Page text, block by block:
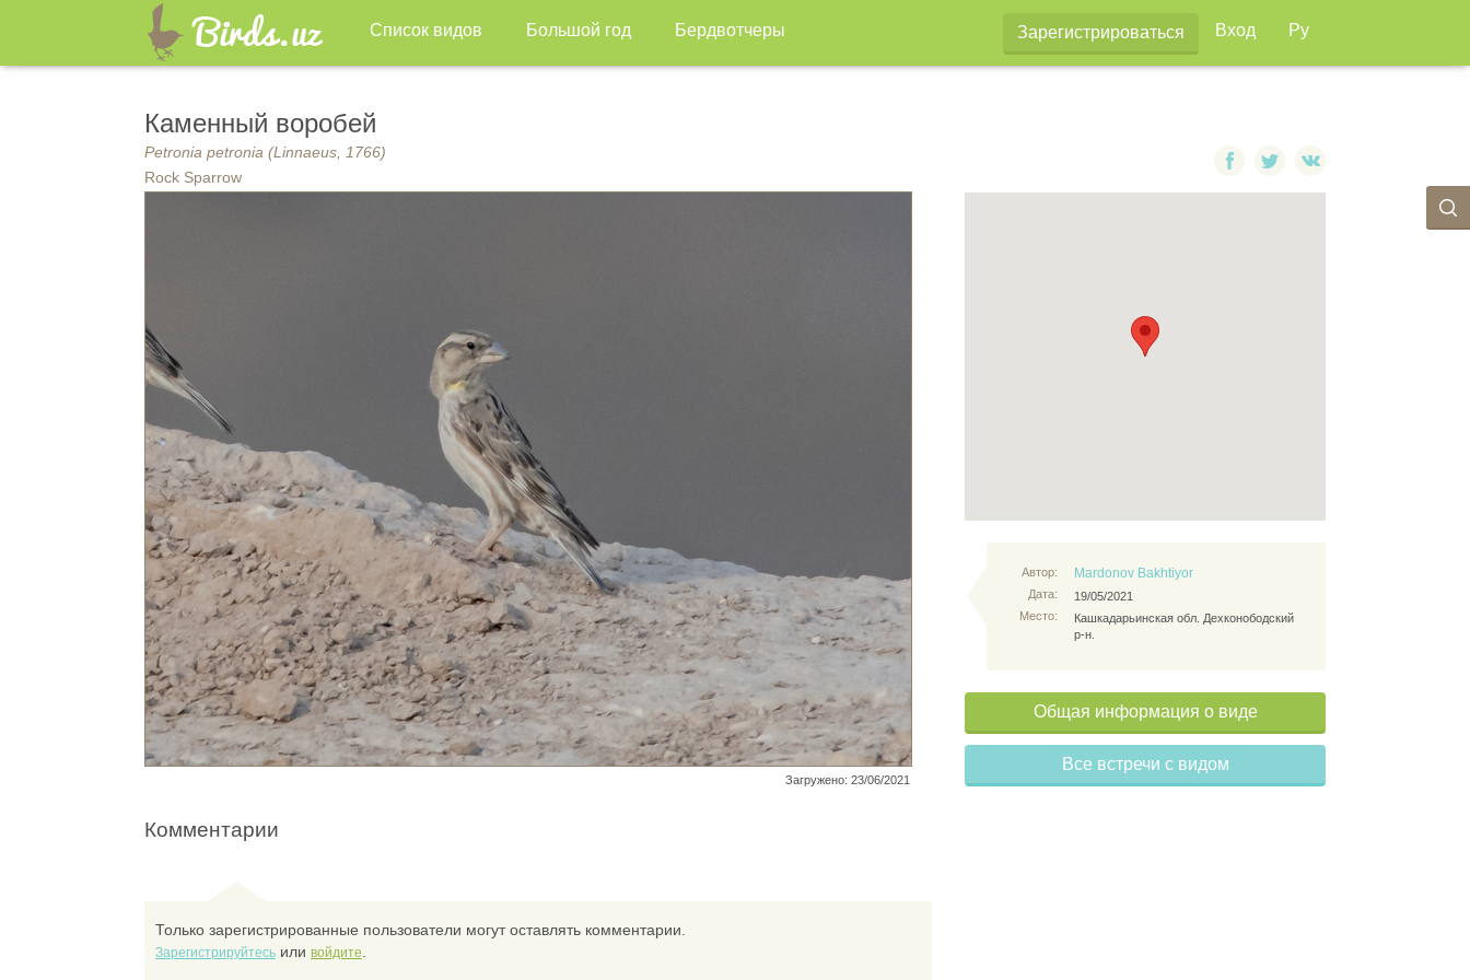
Список видов Большой год Бердвотчеры Зарегистрироваться Вход Ру
Каменный воробей
Petronia petronia (Linnaeus, 1766)
Rock Sparrow
Загружено: 23/06/2021
Автор:
Дата:
Место:
Mardonov Bakhtiyor
19/05/2021
Кашкадарьинская обл. Дехконободский
р-н.
Общая информация о виде
Все встречи с видом
Комментарии
Только зарегистрированные пользователи могут оставлять комментарии.
Зарегистрируйтесь или войдите